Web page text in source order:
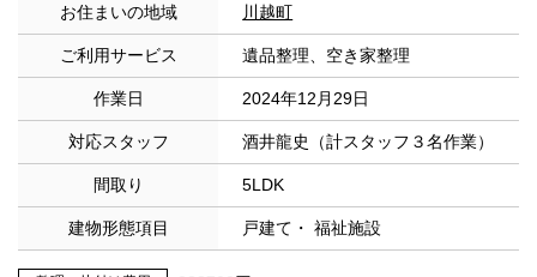
お住まいの地域 川越町
ご利用サービス 遺品整理、空き家整理
作業日 2024年12月29日
対応スタッフ 酒井龍史（計スタッフ３名作業）
間取り 5LDK
建物形態項目 戸建て・ 福祉施設